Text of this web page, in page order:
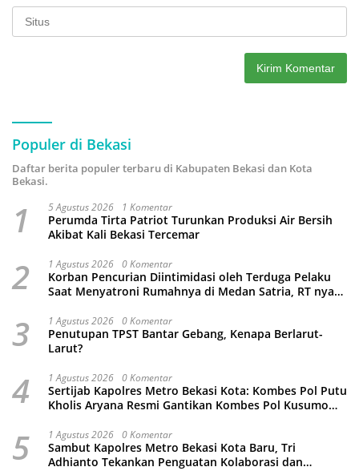
Populer di Bekasi
Daftar berita populer terbaru di Kabupaten Bekasi dan Kota
Bekasi.
1 5 Agustus 2026 1 Komentar
Perumda Tirta Patriot Turunkan Produksi Air Bersih
Akibat Kali Bekasi Tercemar
2 1 Agustus 2026 0 Komentar
Korban Pencurian Diintimidasi oleh Terduga Pelaku
Saat Menyatroni Rumahnya di Medan Satria, RT nya
3 1 Agustus 2026 0 Komentar
Penutupan TPST Bantar Gebang, Kenapa Berlarut-
Larut?
4 1 Agustus 2026 0 Komentar
Sertijab Kapolres Metro Bekasi Kota: Kombes Pol Putu
Kholis Aryana Resmi Gantikan Kombes Pol Kusumo
5 1 Agustus 2026 0 Komentar
Sambut Kapolres Metro Bekasi Kota Baru, Tri
Adhianto Tekankan Penguatan Kolaborasi dan